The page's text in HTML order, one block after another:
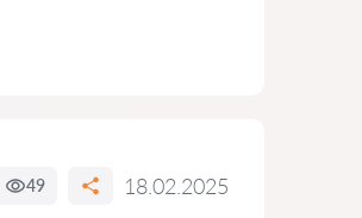
49 18.02.2025